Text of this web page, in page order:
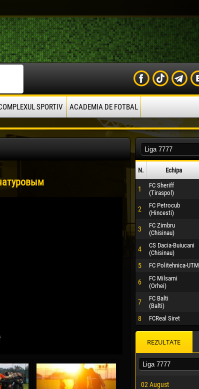
SPORTIV ACADEMIA DE FOTBAL
Jair Ameth MODELO HERRERA
21 July
Emil TIMBUR
N. Echipa
1
FC Sheriff
(Tiraspol)
2
FC Petrocub
(Hincesti)
3
FC Zimbru
(Chisinau)
4
CS Dacia-Buiucani
(Chisinau)
5 FC Politehnica-UTM
6
FC Milsami
(Orhei)
7
FC Balti
(Balti)
8 FCReal Siret
REZULTATE
02 August